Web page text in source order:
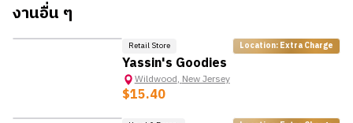
ช่วยงานอื่น ๆ ที่เกี่ยวข้องกับการบริการในร้านตามที่ได้รับ
มอบหมาย
งานอื่น ๆ
Retail Store Location: Extra Charge
Yassin's Goodies
Wildwood,New Jersey
$15.40